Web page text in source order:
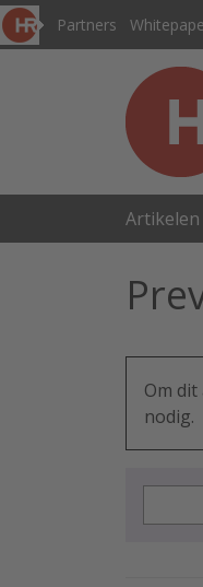
Partners
Artikelen
Om
nodig.